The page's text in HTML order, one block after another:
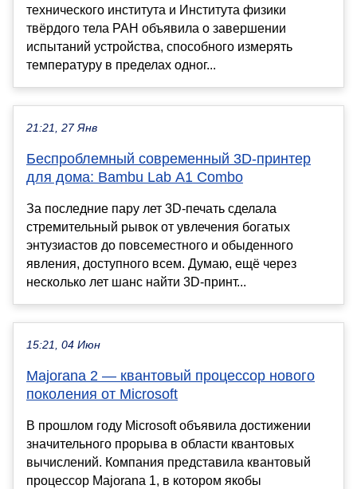
технического института и Института физики
твёрдого тела РАН объявила о завершении
испытаний устройства, способного измерять
температуру в пределах одног...
21:21, 27 Янв
Беспроблемный современный 3D-принтер
для дома: Bambu Lab A1 Combo
За последние пару лет 3D-печать сделала
стремительный рывок от увлечения богатых
энтузиастов до повсеместного и обыденного
явления, доступного всем. Думаю, ещё через
несколько лет шанс найти 3D-принт...
15:21, 04 Июн
Majorana 2 — квантовый процессор нового
поколения от Microsoft
В прошлом году Microsoft объявила достижении
значительного прорыва в области квантовых
вычислений. Компания представила квантовый
процессор Majorana 1, в котором якобы